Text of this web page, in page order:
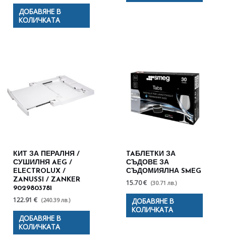
ДОБАВЯНЕ В
КОЛИЧКАТА
КИТ ЗА ПЕРАЛНЯ /
СУШИЛНЯ AEG /
ELECTROLUX /
ZANUSSI / ZANKER
9029803781
122.91 € (240.39 лв.)
ДОБАВЯНЕ В
КОЛИЧКАТА
TAБЛЕТКИ ЗА
СЪДОВЕ ЗА
СЪДОМИЯЛНА SMEG
15.70 € (30.71 лв.)
ДОБАВЯНЕ В
КОЛИЧКАТА